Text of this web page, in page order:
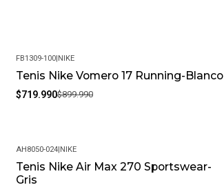
-20%
FB1309-100|NIKE
Tenis Nike Vomero 17 Running-Blanco
$719.990$899.990
-20%
AH8050-024|NIKE
Tenis Nike Air Max 270 Sportswear-
Gris